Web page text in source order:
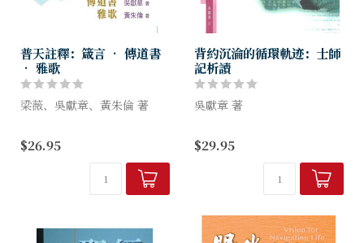
普天註釋：箴言 ‧ 傳道書
‧ 雅歌
梁薇、吳獻章、黃朱倫 著
箴言、傳道書、雅歌三卷書都
與所羅門王扯上關係。這三卷
書在舊約聖經中同屬詩歌智慧
書的類別。箴言是古希伯來...
$26.95
背約沉淪的循環軌迹：士師
記析讀
吳獻章 著
要分析士師時代的以色列人，
因為不順服上帝，以至步向被
迦南人同化的悲慘命運。敍述
者特別以兩個序作開始，闡述
$29.95